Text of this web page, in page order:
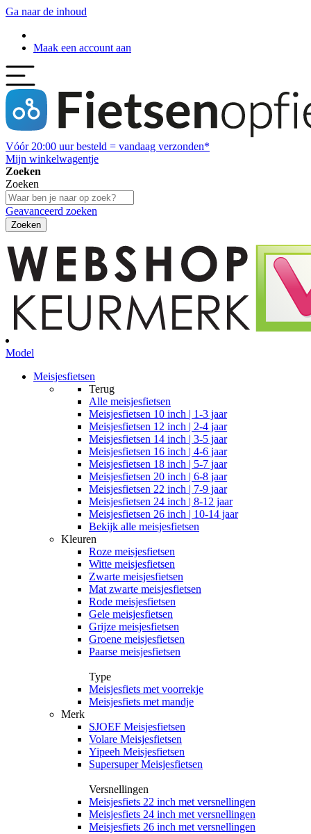
Ga naar de inhoud
Maak een account aan
Vóór 20:00 uur besteld = vandaag verzonden*
Mijn winkelwagentje
Zoeken
Zoeken
Geavanceerd zoeken
Zoeken
Model
Meisjesfietsen
Terug
Alle meisjesfietsen
Meisjesfietsen 10 inch | 1-3 jaar
Meisjesfietsen 12 inch | 2-4 jaar
Meisjesfietsen 14 inch | 3-5 jaar
Meisjesfietsen 16 inch | 4-6 jaar
Meisjesfietsen 18 inch | 5-7 jaar
Meisjesfietsen 20 inch | 6-8 jaar
Meisjesfietsen 22 inch | 7-9 jaar
Meisjesfietsen 24 inch | 8-12 jaar
Meisjesfietsen 26 inch | 10-14 jaar
Bekijk alle meisjesfietsen
Kleuren
Roze meisjesfietsen
Witte meisjesfietsen
Zwarte meisjesfietsen
Mat zwarte meisjesfietsen
Rode meisjesfietsen
Gele meisjesfietsen
Grijze meisjesfietsen
Groene meisjesfietsen
Paarse meisjesfietsen
Type
Meisjesfiets met voorrekje
Meisjesfiets met mandje
Merk
SJOEF Meisjesfietsen
Volare Meisjesfietsen
Yipeeh Meisjesfietsen
Supersuper Meisjesfietsen
Versnellingen
Meisjesfiets 22 inch met versnellingen
Meisjesfiets 24 inch met versnellingen
Meisjesfiets 26 inch met versnellingen